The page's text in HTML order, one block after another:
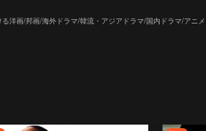
画/邦画/海外ドラマ/韓流・アジアドラマ/国内ドラマ/アニメ